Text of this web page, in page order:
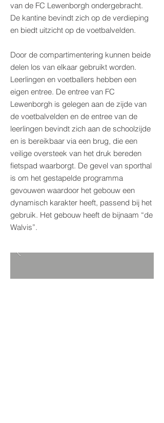
van de FC Lewenborgh ondergebracht.
De kantine bevindt zich op de verdieping
en biedt uitzicht op de voetbalvelden.
Door de compartimentering kunnen beide
delen los van elkaar gebruikt worden.
Leerlingen en voetballers hebben een
eigen entree. De entree van FC
Lewenborgh is gelegen aan de zijde van
de voetbalvelden en de entree van de
leerlingen bevindt zich aan de schoolzijde
en is bereikbaar via een brug, die een
veilige oversteek van het druk bereden
fietspad waarborgt. De gevel van sporthal
is om het gestapelde programma
gevouwen waardoor het gebouw een
dynamisch karakter heeft, passend bij het
gebruik. Het gebouw heeft de bijnaam “de
Walvis”.